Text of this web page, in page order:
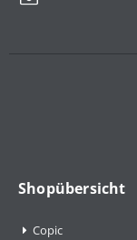
Shopübersicht
Copic